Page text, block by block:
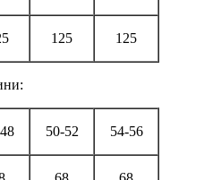
125 125
50-52 54-56